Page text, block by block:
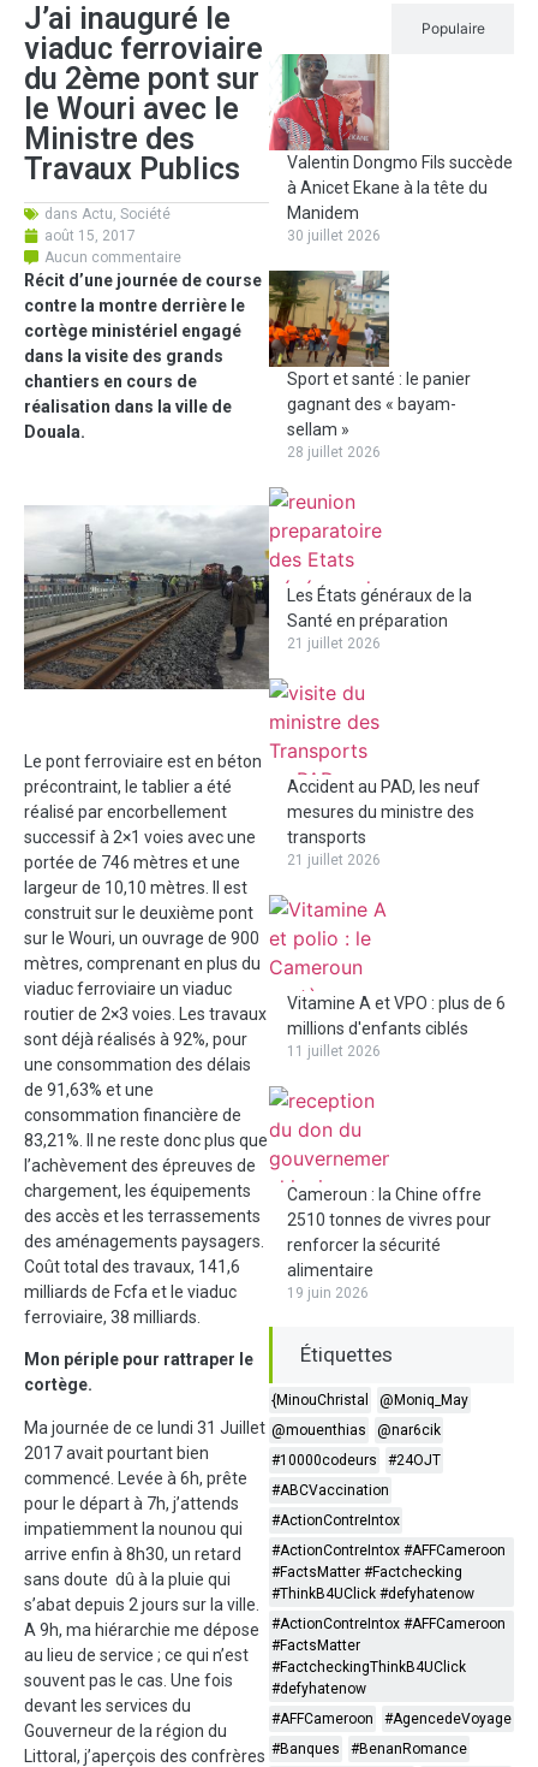
J’ai inauguré le
viaduc ferroviaire
du 2ème pont sur
le Wouri avec le
Ministre des
Travaux Publics
dans Actu, Société
août 15, 2017
Aucun commentaire
Récit d’une journée de course
contre la montre derrière le
cortège ministériel engagé
dans la visite des grands
chantiers en cours de
réalisation dans la ville de
Douala.
Le pont ferroviaire est en béton
précontraint, le tablier a été
réalisé par encorbellement
successif à 2×1 voies avec une
portée de 746 mètres et une
largeur de 10,10 mètres. Il est
construit sur le deuxième pont
sur le Wouri, un ouvrage de 900
mètres, comprenant en plus du
viaduc ferroviaire un viaduc
routier de 2×3 voies. Les travaux
sont déjà réalisés à 92%, pour
une consommation des délais
de 91,63% et une
consommation financière de
83,21%. Il ne reste donc plus que
l’achèvement des épreuves de
chargement, les équipements
des accès et les terrassements
des aménagements paysagers.
Coût total des travaux, 141,6
milliards de Fcfa et le viaduc
ferroviaire, 38 milliards.
Mon périple pour rattraper le
cortège.
Ma journée de ce lundi 31 Juillet
2017 avait pourtant bien
commencé. Levée à 6h, prête
pour le départ à 7h, j’attends
impatiemment la nounou qui
arrive enfin à 8h30, un retard
sans doute dû à la pluie qui
s’abat depuis 2 jours sur la ville.
A 9h, ma hiérarchie me dépose
au lieu de service ; ce qui n’est
souvent pas le cas. Une fois
devant les services du
Gouverneur de la région du
Littoral, j’aperçois des confrères
Populaire
Valentin Dongmo Fils succède
à Anicet Ekane à la tête du
Manidem
30 juillet 2026
Sport et santé : le panier
gagnant des « bayam-
sellam »
28 juillet 2026
Les États généraux de la
Santé en préparation
21 juillet 2026
Accident au PAD, les neuf
mesures du ministre des
transports
21 juillet 2026
Vitamine A et VPO : plus de 6
millions d'enfants ciblés
11 juillet 2026
Cameroun : la Chine offre
2510 tonnes de vivres pour
renforcer la sécurité
alimentaire
19 juin 2026
Étiquettes
{MinouChristal
@Moniq_May
@mouenthias
@nar6cik
#10000codeurs
#24OJT
#ABCVaccination
#ActionContreIntox
#ActionContreIntox #AFFCameroon
#FactsMatter #Factchecking
#ThinkB4UClick #defyhatenow
#ActionContreIntox #AFFCameroon
#FactsMatter
#FactcheckingThinkB4UClick
#defyhatenow
#AFFCameroon
#AgencedeVoyage
#Banques
#BenanRomance